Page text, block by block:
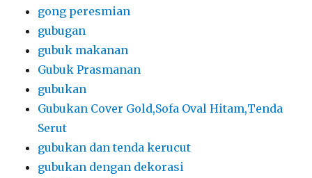
gong peresmian
gubugan
gubuk makanan
Gubuk Prasmanan
gubukan
Gubukan Cover Gold,Sofa Oval Hitam,Tenda
Serut
gubukan dan tenda kerucut
gubukan dengan dekorasi